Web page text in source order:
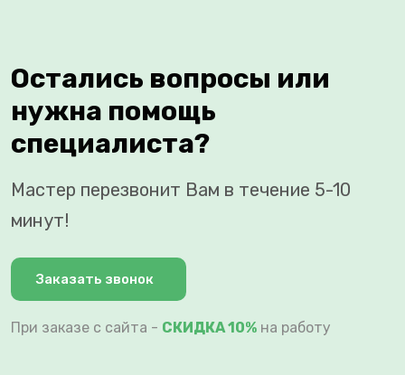
Остались вопросы или
нужна помощь
специалиста?
Мастер перезвонит Вам в течение 5-10
минут!
Заказать звонок
При заказе с сайта - СКИДКА 10% на работу